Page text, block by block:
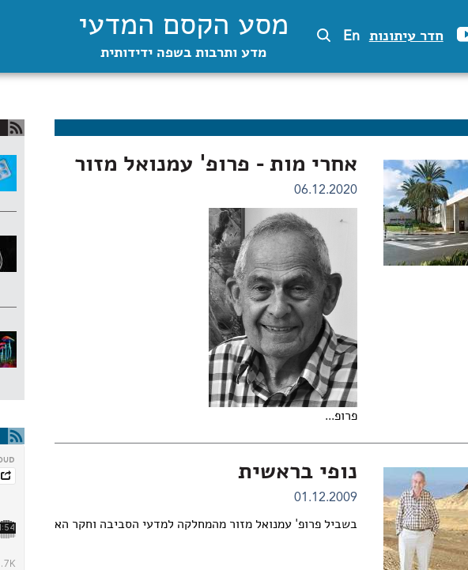
חדר עיתונות En מסע הקסם המדעי
מדע ותרבות בשפה ידידותית
אחרי מות - פרופ' עמנואל מזור
06.12.2020
פרופ...
נופי בראשית
01.12.2009
בשביל פרופ' עמנואל מזור מהמחלקה למדעי הסביבה וחקר האנרגיה...